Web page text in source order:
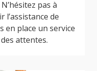
pas à
de
en place un service
attentes.